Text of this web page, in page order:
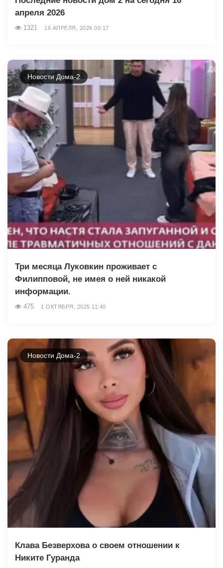
апреля 2026
1321 16 АПРЕЛЯ, 2026 00:17
Новости Дома-2
Три месяца Луковкин проживает с
Филипповой, не имея о ней никакой
информации.
475 1 ОКТЯБРЯ, 2025 11:40
Новости Дома-2
Клава Безверхова о своем отношении к
Никите Гуранда